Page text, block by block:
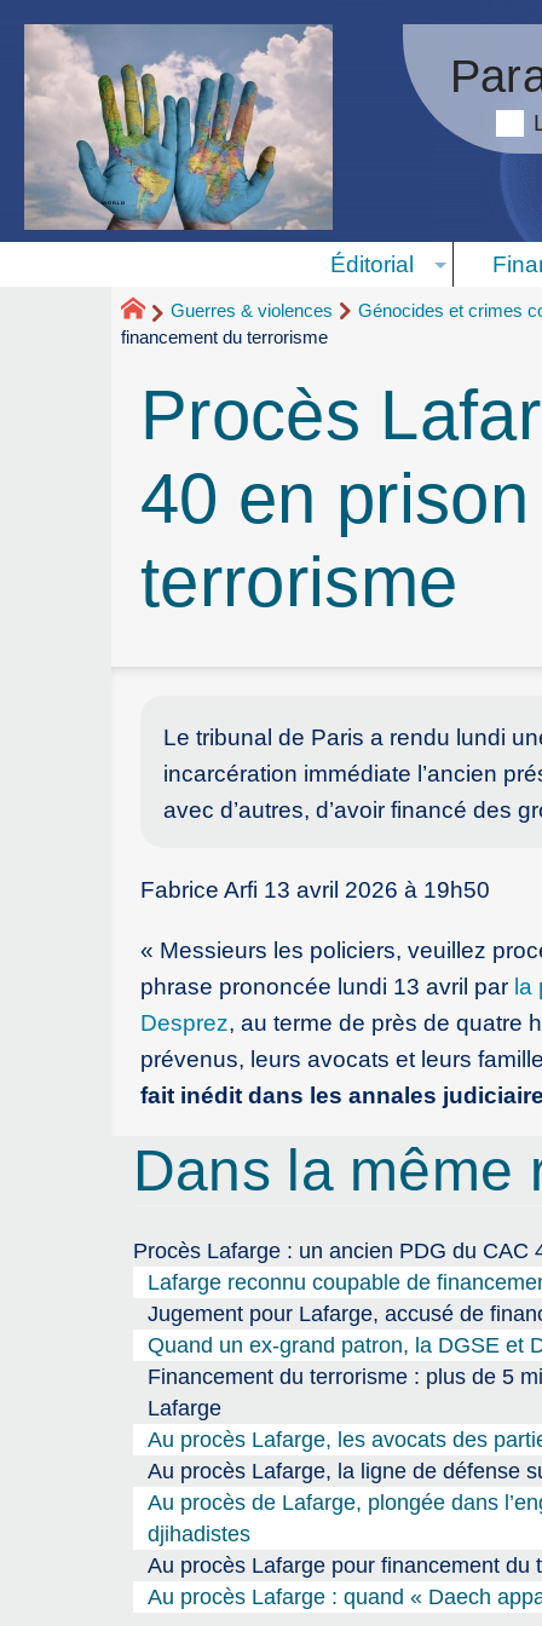
Éditorial
Guerres & violences
Génocides et crimes
financement du terrorisme
Procès
40 en
terrorisme
Le tribunal de Paris a rendu lundi
incarcération immédiate l’ancien
avec d’autres, d’avoir financé des
Fabrice Arfi 13 avril 2026 à 19h50
« Messieurs les policiers, veuillez
phrase prononcée lundi 13 avril par la
Desprez, au terme de près de quatre
prévenus, leurs avocats et leurs
fait inédit dans les annales
Dans la
Procès Lafarge : un ancien PDG du
Lafarge reconnu coupable de
Jugement pour Lafarge, accusé de
Quand un ex-grand patron, la DGSE et
Financement du terrorisme : plus de 5
Lafarge
Au procès Lafarge, les avocats des
Au procès Lafarge, la ligne de défense
Au procès de Lafarge, plongée dans
djihadistes
Au procès Lafarge pour financement du
Au procès Lafarge : quand « Daech